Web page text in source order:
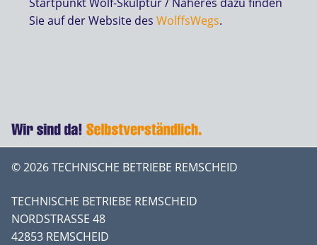
Sie auf der Website des WolffsWegs.
© 2026 TECHNISCHE BETRIEBE REMSCHEID
TECHNISCHE BETRIEBE REMSCHEID
NORDSTRASSE 48
42853 REMSCHEID